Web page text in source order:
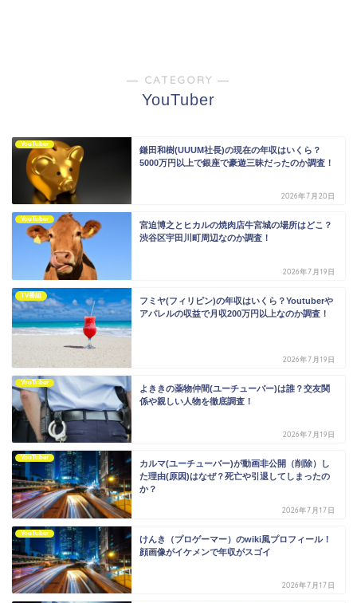
― CATEGORY ―
YouTuber
YouTuber
鎌田和樹(UUUM社長)の現在の年収はいくら？
5000万円以上で銀座で豪遊三昧だったのか調査！
2026年7月20日
YouTuber
宮迫博之とヒカルの焼肉店牛宮城の場所はどこ？
渋谷区宇田川町周辺なのか調査！
2026年7月19日
TV番組
フミヤ(フィリピン)の年収はいくら？Youtuberや
アパレルの収益で月収200万円以上なのか調査！
2026年7月19日
YouTuber
よききの薬物仲間(ユーチューバー)は誰？交友関
係や親しい人物を徹底調査！
2026年7月19日
YouTuber
カルマ(ユーチューバー)が動画非公開（削除）し
た理由(原因)はなぜ？死亡や引退してしまったの
か？
2026年7月17日
YouTuber
けんき（プロゲーマー）のwiki風プロフィール！
顔画像がイケメンで年収がスゴイ
2026年7月17日